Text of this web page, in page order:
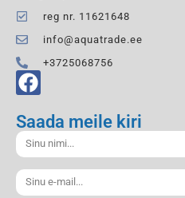
reg nr. 11621648
info@aquatrade.ee
+3725068756
Saada meile kiri